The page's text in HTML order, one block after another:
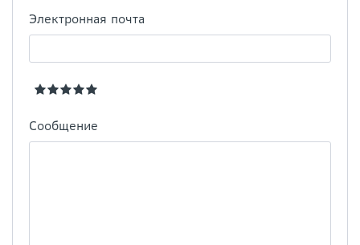
Электронная почта
Сообщение